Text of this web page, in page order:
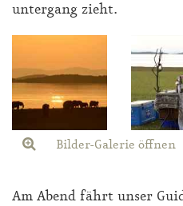
un­ter­gang zieht.
Bilder-Galerie öffnen
Am Abend fährt un­ser